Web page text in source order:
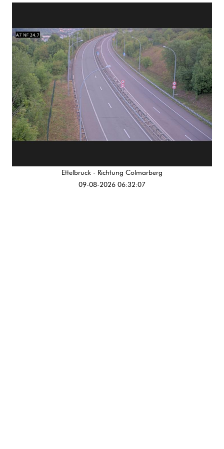
Ettelbruck - Richtung Colmarberg
09-08-2026 06:32:07